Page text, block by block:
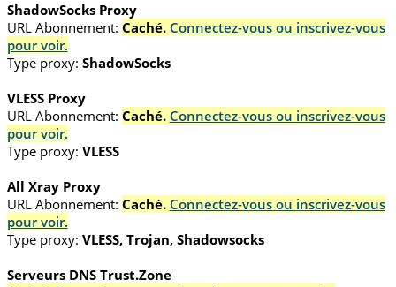
ShadowSocks Proxy
URL Abonnement: Caché. Connectez-vous ou inscrivez-vous
pour voir.
Type proxy: ShadowSocks
VLESS Proxy
URL Abonnement: Caché. Connectez-vous ou inscrivez-vous
pour voir.
Type proxy: VLESS
All Xray Proxy
URL Abonnement: Caché. Connectez-vous ou inscrivez-vous
pour voir.
Type proxy: VLESS, Trojan, Shadowsocks
Serveurs DNS Trust.Zone